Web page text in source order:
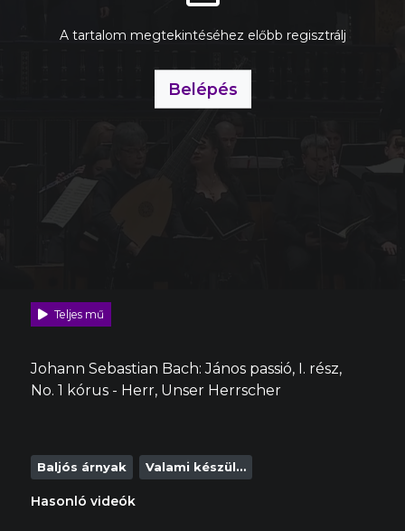
A tartalom megtekintéséhez előbb regisztrálj
Belépés
Teljes mű
Johann Sebastian Bach: János passió, I. rész,
No. 1 kórus - Herr, Unser Herrscher
Baljós árnyak Valami készül…
Hasonló videók